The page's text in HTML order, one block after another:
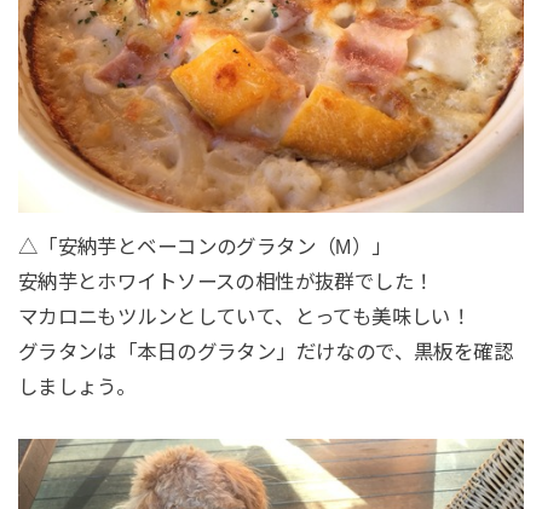
△「安納芋とベーコンのグラタン（M）」
安納芋とホワイトソースの相性が抜群でした！
マカロニもツルンとしていて、とっても美味しい！
グラタンは「本日のグラタン」だけなので、黒板を確認
しましょう。